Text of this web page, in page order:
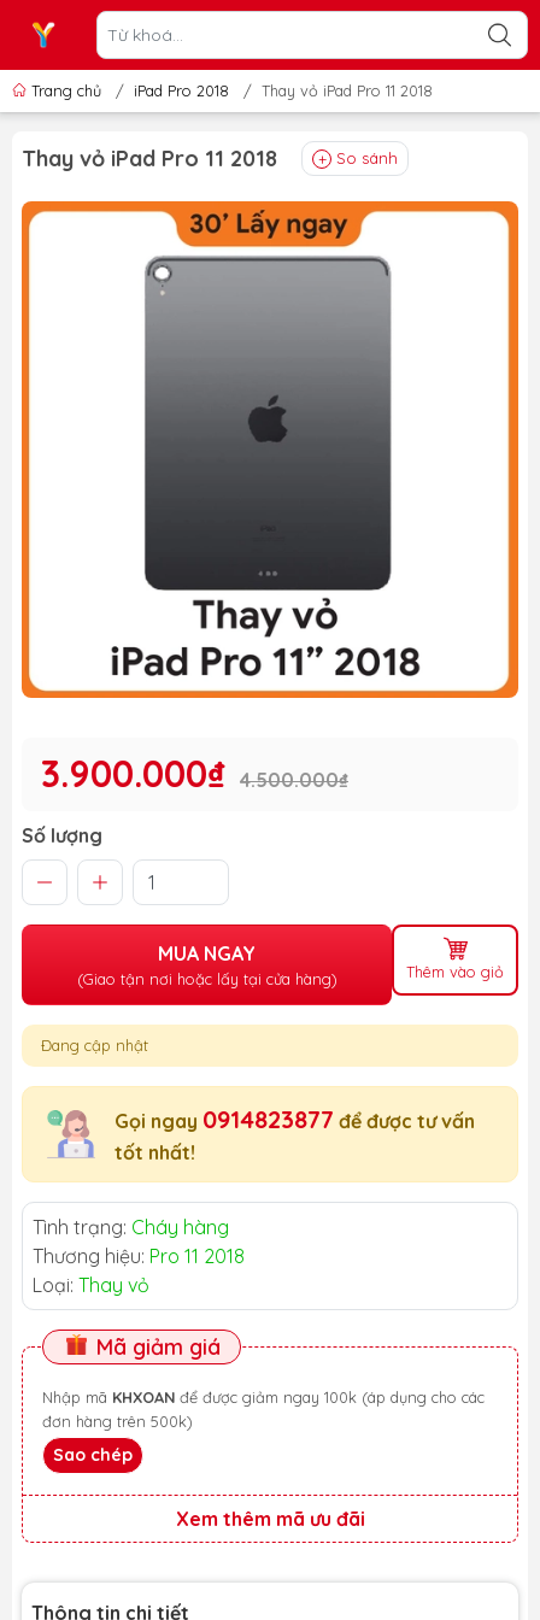
Trang chủ / iPad Pro 2018 / Thay vỏ iPad Pro 11 2018
Thay vỏ iPad Pro 11 2018 So sánh
3.900.000₫ 4.500.000₫
Số lượng
MUA NGAY
(Giao tận nơi hoặc lấy tại cửa hàng) Thêm vào giỏ
Đang cập nhật
Gọi ngay 0914823877 để được tư vấn
tốt nhất!
Tình trạng: Cháy hàng
Thương hiệu: Pro 11 2018
Loại: Thay vỏ
Mã giảm giá
Nhập mã KHXOAN
đơn hàng trên 500k)
Sao chép
Xem thêm mã ưu đãi
Thông tin chi tiết